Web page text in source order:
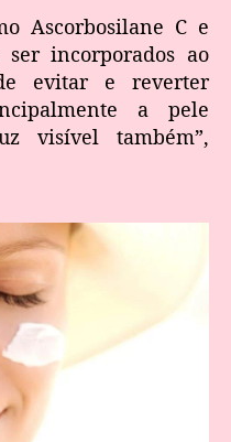
Ascorbosilane C e
incorporados ao
evitar e reverter
a pele
visível também”,